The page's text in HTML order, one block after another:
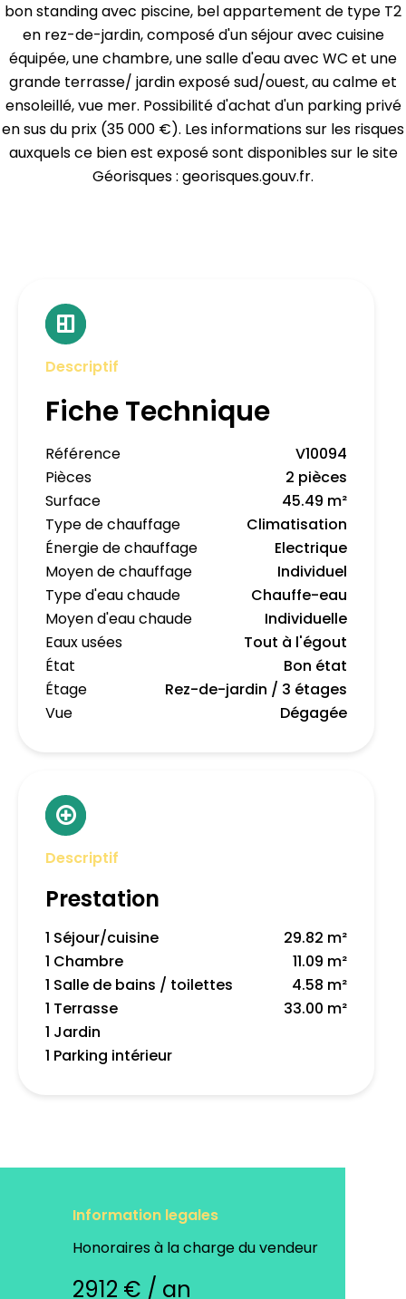
bon standing avec piscine, bel appartement de type T2
en rez-de-jardin, composé d'un séjour avec cuisine
équipée, une chambre, une salle d'eau avec WC et une
grande terrasse/ jardin exposé sud/ouest, au calme et
ensoleillé, vue mer. Possibilité d'achat d'un parking privé
en sus du prix (35 000 €). Les informations sur les risques
auxquels ce bien est exposé sont disponibles sur le site
Géorisques : georisques.gouv.fr.
Descriptif
Fiche Technique
Référence
V10094
Pièces
2 pièces
Surface
45.49 m²
Type de chauffage
Climatisation
Énergie de chauffage
Electrique
Moyen de chauffage
Individuel
Type d'eau chaude
Chauffe-eau
Moyen d'eau chaude
Individuelle
Eaux usées
Tout à l'égout
État
Bon état
Étage
Rez-de-jardin / 3 étages
Vue
Dégagée
Descriptif
Prestation
1 Séjour/cuisine
29.82 m²
1 Chambre
11.09 m²
1 Salle de bains / toilettes
4.58 m²
1 Terrasse
33.00 m²
1 Jardin
1 Parking intérieur
Information legales
Honoraires à la charge du vendeur
2912 € / an